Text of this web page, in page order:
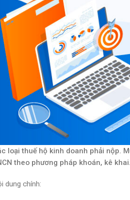
loại thuế hộ kinh doanh phải nộp.
theo phương pháp khoán, kê khai.
dung chính: